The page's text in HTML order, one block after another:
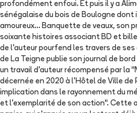
profondément enfoui. Et puis il y a
sénégalaise du bois de Boulogne
amoureux... Banquette de veaux, son
soixante histoires associant BD et
de l'auteur pourfend les travers de
de La Teigne publie son journal de
un travail d'auteur récompensé par la
décernée en 2020 à l'Hôtel de Ville de
implication dans le rayonnement du
et l'exemplarité de son action". Cette